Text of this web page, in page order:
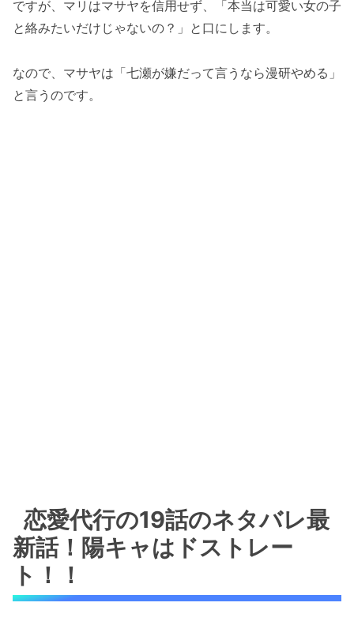
ですが、マリはマサヤを信用せず、「本当は可愛い女の子
と絡みたいだけじゃないの？」と口にします。
なので、マサヤは「七瀬が嫌だって言うなら漫研やめる」
と言うのです。
恋愛代行の19話のネタバレ最
新話！陽キャはドストレー
ト！！